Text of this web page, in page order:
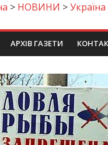
> НОВИНИ >Україна
АРХІВ ГАЗЕТИ